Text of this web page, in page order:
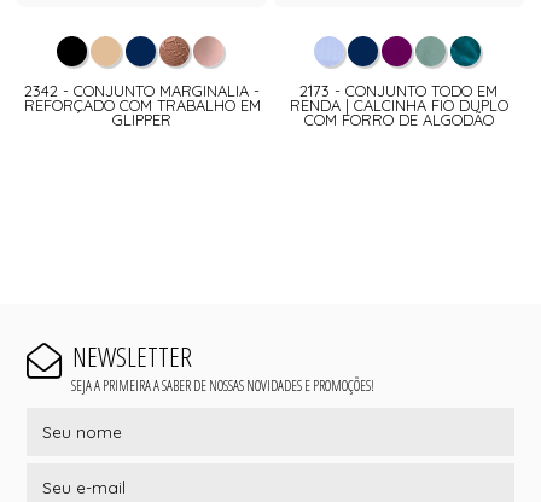
2342 - CONJUNTO MARGINALIA -
REFORÇADO COM TRABALHO EM
GLIPPER
2173 - CONJUNTO TODO EM
RENDA | CALCINHA FIO DUPLO
COM FORRO DE ALGODÃO
NEWSLETTER
SEJA A PRIMEIRA A SABER DE NOSSAS NOVIDADES E PROMOÇÕES!